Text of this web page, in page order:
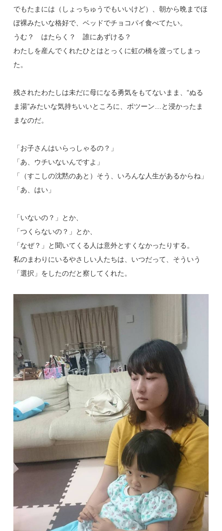
でもたまには（しょっちゅうでもいいけど）、朝から晩までほ
ぼ裸みたいな格好で、ベッドでチョコパイ食べてたい。
うむ？ はたらく？ 誰にあずける？
わたしを産んでくれたひとはとっくに虹の橋を渡ってしまっ
た。
残されたわたしは未だに母になる勇気をもてないまま、“ぬる
ま湯”みたいな気持ちいいところに、ポツーン…と浸かったま
まなのだ。
「お子さんはいらっしゃるの？」
「あ、ウチいないんですよ」
「（すこしの沈黙のあと）そう、いろんな人生があるからね」
「あ、はい」
「いないの？」とか、
「つくらないの？」とか、
「なぜ？」と聞いてくる人は意外とすくなかったりする。
私のまわりにいるやさしい人たちは、いつだって、そういう
「選択」をしたのだと察してくれた。